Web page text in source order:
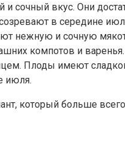
сочный вкус. Они
в середине
нежную и сочную
компотов и варенья.
Плоды имеют
июля.
который больше